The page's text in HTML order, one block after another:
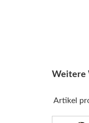
Weitere
Artikel